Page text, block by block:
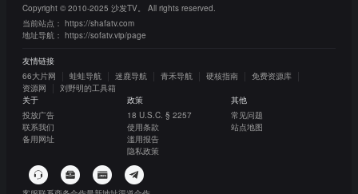
Copyright © 2010-2025 沙发TV。 All rights reserved.
当前站点： https://shafatv.com
地址导航： https://sofatv.vip/page
友情链接
66大片网
蛙蛙导航 迷鹿导航 青禾导航 硬核指南
免费资源库
资源网
刘野明的工具箱
关于
投放广告
联系我们
备用网址
政策
18 U.S.C. § 2257
使用条款
滥用报告
隐私政策
其他
常见问题
站点地图